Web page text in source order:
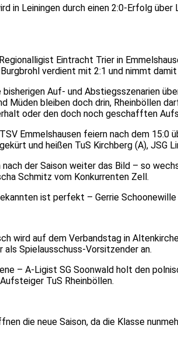
in Leiningen durch einen 2:0-Erfolg
Eintracht Trier in
verdient mit 2:1 und nimmt
Auf- und Abstiegsszenarien
Müden bleiben doch drin, Rheinböllen
oder den doch noch geschafften
Emmelshausen feiern nach dem
und heißen TuS Kirchberg (A), JSG
der Saison weiter das Bild – so
Schmitz vom Konkurrenten Zell.
ist perfekt – Gerrie
wird auf dem Verbandstag in
Spielausschuss-Vorsitzender an.
– A-Ligist SG Soonwald holt den
TuS Rheinböllen.
die neue Saison, da die Klasse